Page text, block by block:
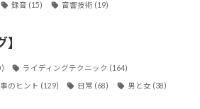
録音 (15) 音響技術 (19)
ライディングテクニック (164)
のヒント (129) 日常 (68) 男と女 (38)